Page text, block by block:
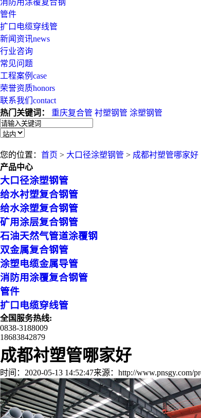
消防用涂覆复合钢
管件
扩口电缆穿线管
新闻资讯news
行业咨询
常见问题
工程案例 case
荣誉资质honors
联系我们 contact
热门关键词：
重庆复合管 衬塑钢管 涂塑钢管
您的位置： 首页 > 大口径涂塑钢管 > 成都衬塑管哪家好
产品中心
大口径涂塑钢管
给水衬塑复合钢管
给水涂塑复合钢管
矿用涂层复合钢管
石油天然气管道涂覆钢
双金属复合钢管
涂塑电缆金属导管
消防用涂覆复合钢管
管件
扩口电缆穿线管
全国服务热线:
0838-3188009
18683842879
成都衬塑管哪家好
时间：2020-05-13 14:52:47来源：http://www.pnsgy.com/